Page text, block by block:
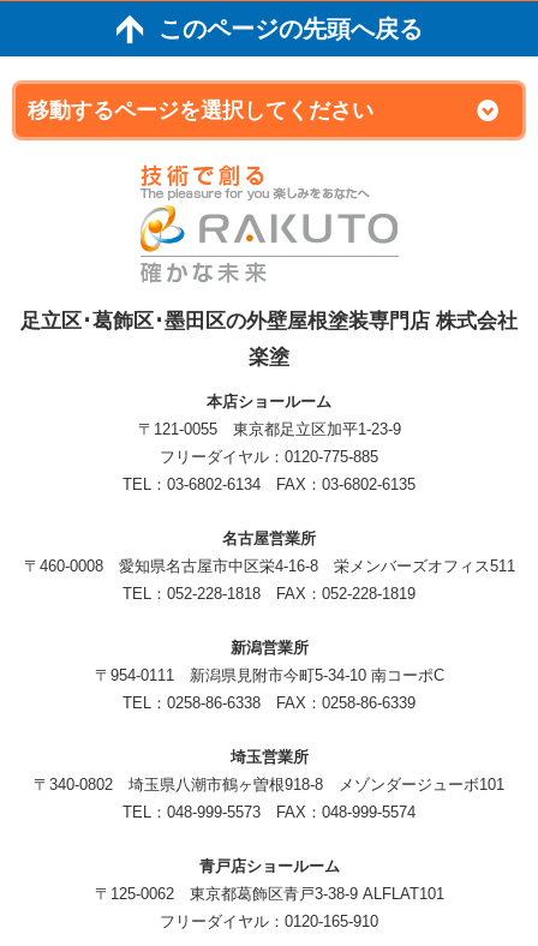
このページの先頭へ戻る
足立区･葛飾区･墨田区の外壁屋根塗装専門店 株式会社
楽塗
本店ショールーム
〒121-0055 東京都足立区加平1-23-9
フリーダイヤル：0120-775-885
TEL：03-6802-6134 FAX：03-6802-6135
名古屋営業所
〒460-0008 愛知県名古屋市中区栄4-16-8 栄メンバーズオフィス511
TEL：052-228-1818 FAX：052-228-1819
新潟営業所
〒954-0111 新潟県見附市今町5-34-10 南コーポC
TEL：0258-86-6338 FAX：0258-86-6339
埼玉営業所
〒340-0802 埼玉県八潮市鶴ヶ曽根918-8 メゾンダージューボ101
TEL：048-999-5573 FAX：048-999-5574
青戸店ショールーム
〒125-0062 東京都葛飾区青戸3-38-9 ALFLAT101
フリーダイヤル：0120-165-910